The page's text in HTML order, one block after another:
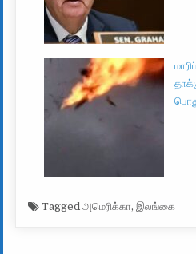
Taggedஅமெரிக்கா,இலங்கை